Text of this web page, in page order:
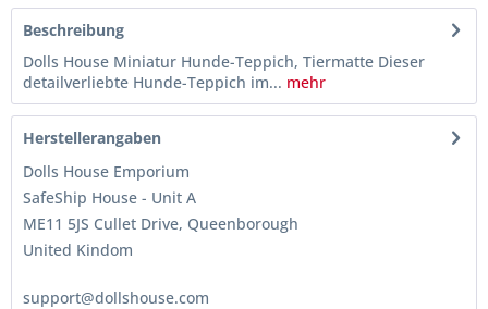
Beschreibung
Dolls House Miniatur Hunde-Teppich, Tiermatte Dieser
detailverliebte Hunde-Teppich im... mehr
Herstellerangaben
Dolls House Emporium
SafeShip House - Unit A
ME11 5JS Cullet Drive, Queenborough
United Kindom
support@dollshouse.com